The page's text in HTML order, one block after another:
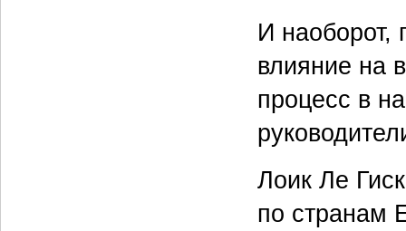
И наоборот,
влияние на
процесс в
Лоик Ле
по странам